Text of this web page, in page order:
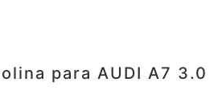
para AUDI A7 3.0